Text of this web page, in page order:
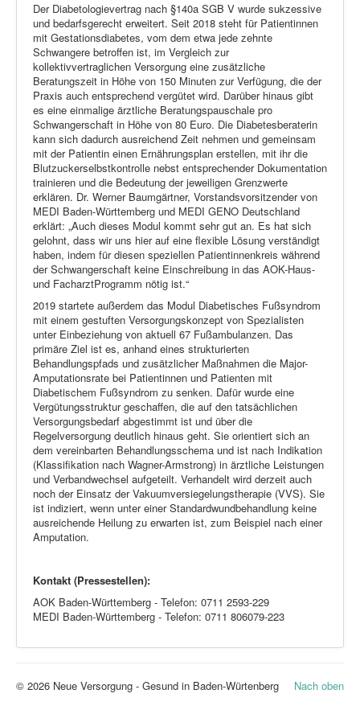
Der Diabetologievertrag nach §140a SGB V wurde sukzessive
und bedarfsgerecht erweitert. Seit 2018 steht für Patientinnen
mit Gestationsdiabetes, vom dem etwa jede zehnte
Schwangere betroffen ist, im Vergleich zur
kollektivvertraglichen Versorgung eine zusätzliche
Beratungszeit in Höhe von 150 Minuten zur Verfügung, die der
Praxis auch entsprechend vergütet wird. Darüber hinaus gibt
es eine einmalige ärztliche Beratungspauschale pro
Schwangerschaft in Höhe von 80 Euro. Die Diabetesberaterin
kann sich dadurch ausreichend Zeit nehmen und gemeinsam
mit der Patientin einen Ernährungsplan erstellen, mit ihr die
Blutzuckerselbstkontrolle nebst entsprechender Dokumentation
trainieren und die Bedeutung der jeweiligen Grenzwerte
erklären. Dr. Werner Baumgärtner, Vorstandsvorsitzender von
MEDI Baden-Württemberg und MEDI GENO Deutschland
erklärt: „Auch dieses Modul kommt sehr gut an. Es hat sich
gelohnt, dass wir uns hier auf eine flexible Lösung verständigt
haben, indem für diesen speziellen Patientinnenkreis während
der Schwangerschaft keine Einschreibung in das AOK-Haus-
und FacharztProgramm nötig ist.“
2019 startete außerdem das Modul Diabetisches Fußsyndrom
mit einem gestuften Versorgungskonzept von Spezialisten
unter Einbeziehung von aktuell 67 Fußambulanzen. Das
primäre Ziel ist es, anhand eines strukturierten
Behandlungspfads und zusätzlicher Maßnahmen die Major-
Amputationsrate bei Patientinnen und Patienten mit
Diabetischem Fußsyndrom zu senken. Dafür wurde eine
Vergütungsstruktur geschaffen, die auf den tatsächlichen
Versorgungsbedarf abgestimmt ist und über die
Regelversorgung deutlich hinaus geht. Sie orientiert sich an
dem vereinbarten Behandlungsschema und ist nach Indikation
(Klassifikation nach Wagner-Armstrong) in ärztliche Leistungen
und Verbandwechsel aufgeteilt. Verhandelt wird derzeit auch
noch der Einsatz der Vakuumversiegelungstherapie (VVS). Sie
ist indiziert, wenn unter einer Standardwundbehandlung keine
ausreichende Heilung zu erwarten ist, zum Beispiel nach einer
Amputation.
Kontakt (Pressestellen):
AOK Baden-Württemberg - Telefon: 0711 2593-229
MEDI Baden-Württemberg - Telefon: 0711 806079-223
Nach oben
© 2026 Neue Versorgung - Gesund in Baden-Würtenberg